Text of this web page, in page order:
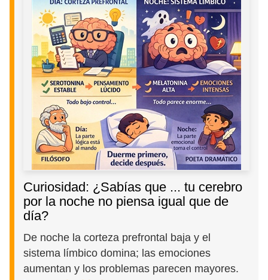
Curiosidad: ¿Sabías que ... tu cerebro
por la noche no piensa igual que de
día?
De noche la corteza prefrontal baja y el
sistema límbico domina; las emociones
aumentan y los problemas parecen mayores.